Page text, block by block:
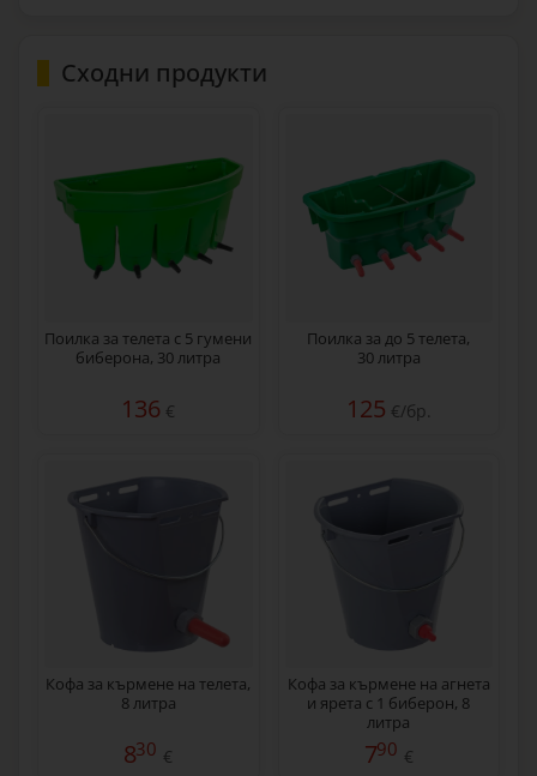
Сходни продукти
Поилка за телета с 5 гумени
биберона, 30 литра
136 €
Поилка за до 5 телета,
30 литра
125 €/бр.
Кофа за кърмене на телета,
8 литра
830 €
Кофа за кърмене на агнета
и ярета с 1 биберон, 8
литра
790 €